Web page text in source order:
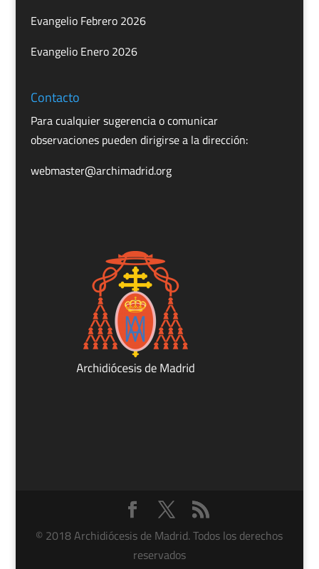
Evangelio Febrero 2026
Evangelio Enero 2026
Contacto
Para cualquier sugerencia o comunicar
observaciones pueden dirigirse a la dirección:
webmaster@archimadrid.org
© 2018 Archidiócesis de Madrid. Todos los derechos
reservados